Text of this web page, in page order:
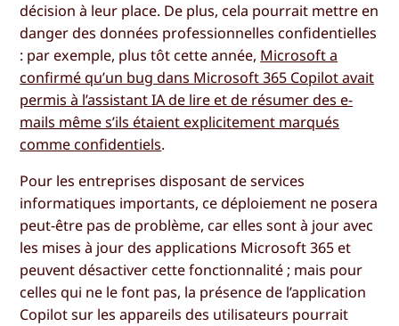
décision à leur place. De plus, cela pourrait mettre en
danger des données professionnelles confidentielles
: par exemple, plus tôt cette année, Microsoft a
confirmé qu’un bug dans Microsoft 365 Copilot avait
permis à l’assistant IA de lire et de résumer des e-
mails même s’ils étaient explicitement marqués
comme confidentiels.
Pour les entreprises disposant de services
informatiques importants, ce déploiement ne posera
peut-être pas de problème, car elles sont à jour avec
les mises à jour des applications Microsoft 365 et
peuvent désactiver cette fonctionnalité ; mais pour
celles qui ne le font pas, la présence de l’application
Copilot sur les appareils des utilisateurs pourrait